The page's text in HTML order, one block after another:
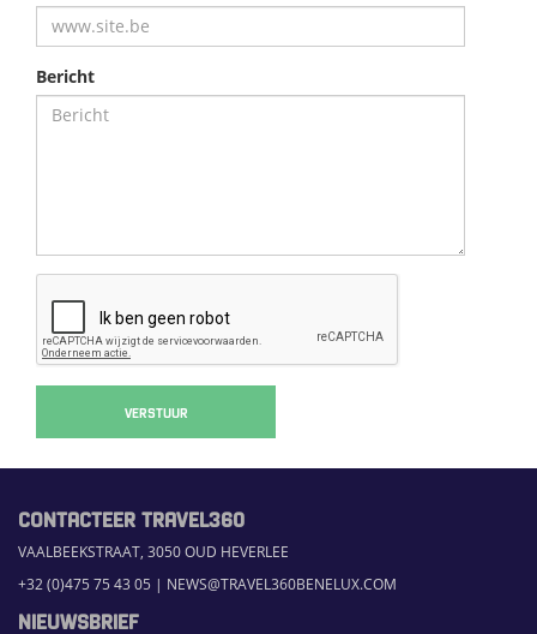
Bericht
VERSTUUR
CONTACTEER TRAVEL360
VAALBEEKSTRAAT, 3050 OUD HEVERLEE
+32 (0)475 75 43 05 | NEWS@TRAVEL360BENELUX.COM
NIEUWSBRIEF